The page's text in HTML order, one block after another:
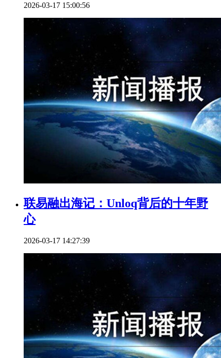
2026-03-17 15:00:56
联易融出海记：Unloq背后的十年野
心
2026-03-17 14:27:39